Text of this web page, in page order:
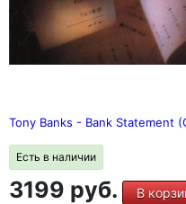
Tony Banks - Bank Statement
Есть в наличии
3199 руб. В